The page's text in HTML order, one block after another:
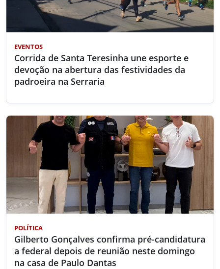
EVENTOS
Corrida de Santa Teresinha une esporte e
devoção na abertura das festividades da
padroeira na Serraria
POLÍTICA
Gilberto Gonçalves confirma pré-candidatura
a federal depois de reunião neste domingo
na casa de Paulo Dantas